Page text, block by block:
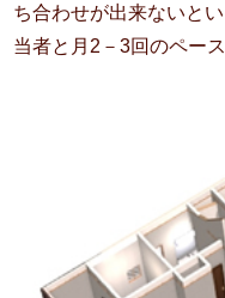
ち合わせが出来ないと
当者と月2－3回のペー